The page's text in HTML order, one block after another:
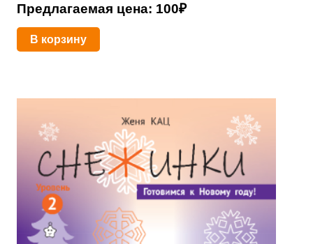
Предлагаемая цена: 100₽
В корзину